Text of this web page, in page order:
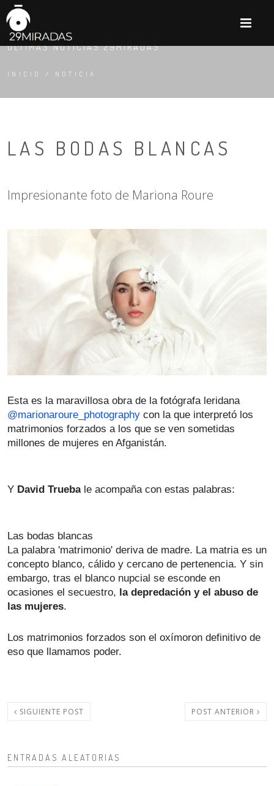
NOTICIA
ÚLTIMAS NOTICIAS 29MIRADAS
INICIO / NOTICIA
LAS BODAS BLANCAS
Impresionante foto de Mariona Roure
@marionaroure_photography con la que interpretó los
matrimonios forzados a los que se ven sometidas
millones de mujeres en Afganistán.
Y David Trueba le acompaña con estas palabras:
Las bodas blancas
La palabra 'matrimonio' deriva de madre. La matria es un
concepto blanco, cálido y cercano de pertenencia. Y sin
embargo, tras el blanco nupcial se esconde en
ocasiones el secuestro, la depredación y el abuso de
las mujeres.
Los matrimonios forzados son el oxímoron definitivo de
eso que llamamos poder.
SIGUIENTE POST POST ANTERIOR
ENTRADAS ALEATORIAS